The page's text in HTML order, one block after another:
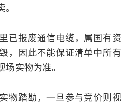
已报废通信电缆，属国有
，因此不能保证清单中所
实物为准。
物踏勘，一旦参与竞价则